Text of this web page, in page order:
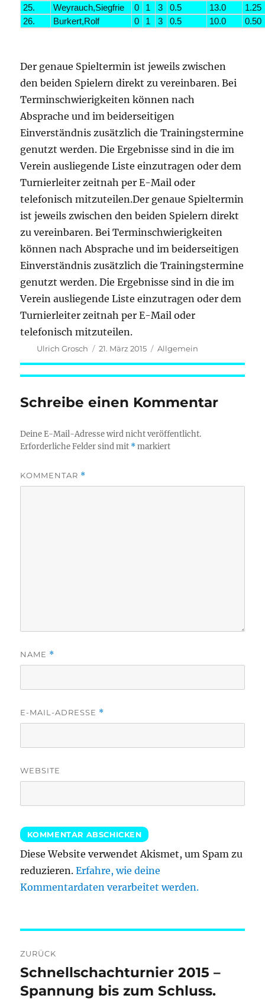
25.
Weyrauch,Siegfrie 0 1 3 0.5 13.0
1.25
26.
Burkert,Rolf 0 1 3 0.5 10.0 0.50
Der genaue Spieltermin ist jeweils zwischen
den beiden Spielern direkt zu vereinbaren. Bei
Terminschwierigkeiten können nach
Absprache und im beiderseitigen
Einverständnis zusätzlich die Trainingstermine
genutzt werden. Die Ergebnisse sind in die im
Verein ausliegende Liste einzutragen oder dem
Turnierleiter zeitnah per E-Mail oder
telefonisch mitzuteilen.Der genaue Spieltermin
ist jeweils zwischen den beiden Spielern direkt
zu vereinbaren. Bei Terminschwierigkeiten
können nach Absprache und im beiderseitigen
Einverständnis zusätzlich die Trainingstermine
genutzt werden. Die Ergebnisse sind in die im
Verein ausliegende Liste einzutragen oder dem
Turnierleiter zeitnah per E-Mail oder
telefonisch mitzuteilen.
Autor
Ulrich Grosch
Veröffentlicht
21. März 2015 Kategorien
Allgemein
Schreibe einen Kommentar
Deine E-Mail-Adresse wird nicht veröffentlicht.
Erforderliche Felder sind mit *markiert
KOMMENTAR *
NAME *
E-MAIL-ADRESSE *
WEBSITE
Diese Website verwendet Akismet, um Spam zu
reduzieren.Erfahre, wie deine
Kommentardaten verarbeitet werden.
ZURÜCK
Vorheriger
Beitrag:
Schnellschachturnier 2015 –
Spannung bis zum Schluss.